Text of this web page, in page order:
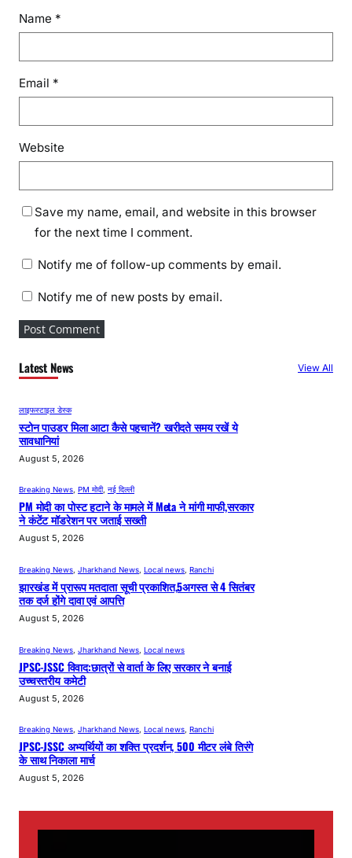
Name *
Email *
Website
Save my name, email, and website in this browser
for the next time I comment.
Notify me of follow-up comments by email.
Notify me of new posts by email.
Latest News View All
लाइफस्टाइल डेस्क
स्टोन पाउडर मिला आटा कैसे पहचानें? खरीदते समय रखें ये
सावधानियां
August 5, 2026
Breaking News, PM मोदी, नई दिल्ली
PM मोदी का पोस्ट हटाने के मामले में Meta ने मांगी माफी,सरकार
ने कंटेंट मॉडरेशन पर जताई सख्ती
August 5, 2026
Breaking News Jharkhand News Local news Ranchi
झारखंड में प्रारूप मतदाता सूची प्रकाशित,5अगस्त से 4 सितंबर
तक दर्ज होंगे दावा एवं आपत्ति
August 5, 2026
Breaking News Jharkhand News Local news
JPSC-JSSC विवाद:छात्रों से वार्ता के लिए सरकार ने बनाई
उच्चस्तरीय कमेटी
August 5, 2026
Breaking News, Jharkhand News, Local news, Ranchi
JPSC-JSSC अभ्यर्थियों का शक्ति प्रदर्शन, 500 मीटर लंबे तिरंगे
के साथ निकाला मार्च
August 5, 2026